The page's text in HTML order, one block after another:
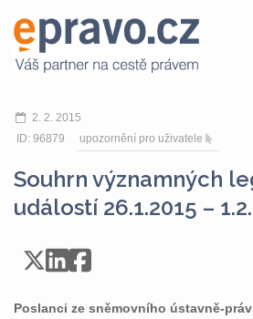
2. 2. 2015
ID: 96879
upozornění pro uživatele
Souhrn významných
událostí 26.1.2015 –
Poslanci ze sněmovního ústavně-